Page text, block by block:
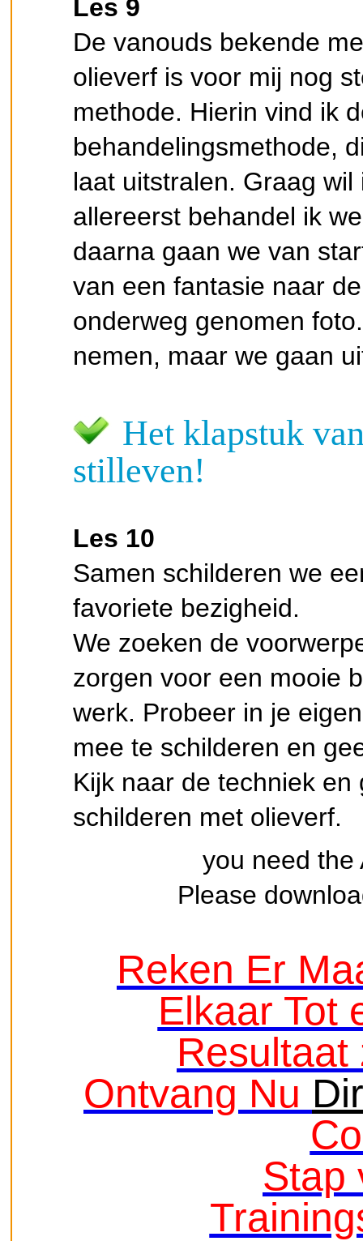
Les 9
De vanouds bekende
olieverf is voor mij nog
methode. Hierin vind ik
behandelingsmethode,
laat uitstralen. Graag
allereerst behandel ik
daarna gaan we van
van een fantasie naar
onderweg genomen
nemen, maar we gaan
Het klapstuk
stilleven!
Les 10
Samen schilderen we
favoriete bezigheid.
We zoeken de
zorgen voor een mooie
werk. Probeer in je
mee te schilderen en
Kijk naar de techniek
schilderen met olieverf.
you need the
Please
Reken Er
Elkaar Tot
Resultaat
Ontvang Nu
Stap